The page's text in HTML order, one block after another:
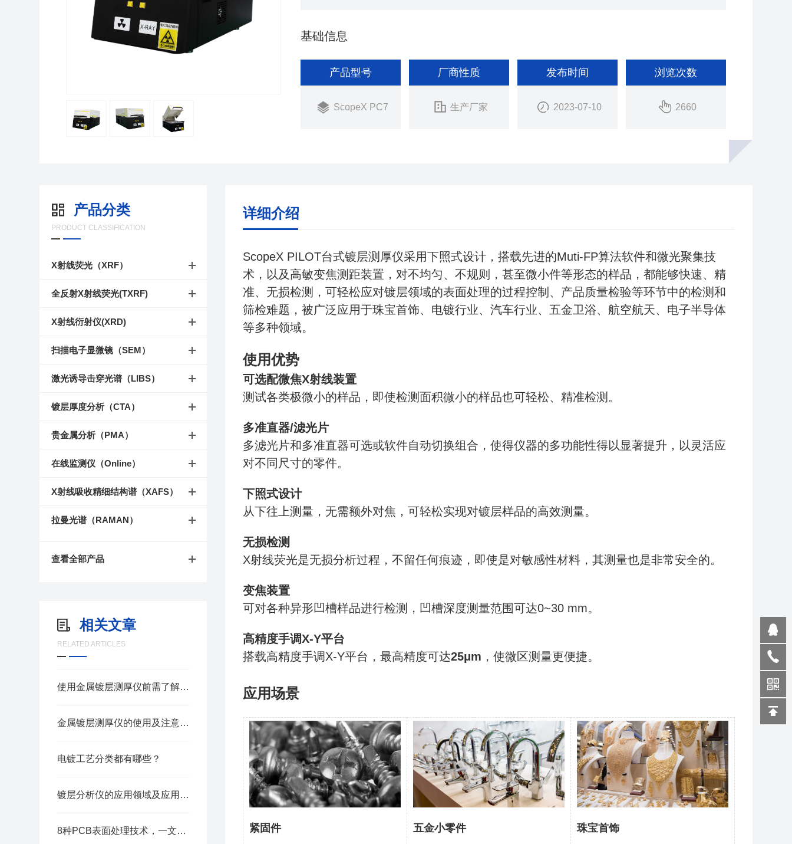
基础信息
产品型号
ScopeX PC7
厂商性质
生产厂家
发布时间
2023-07-10
浏览次数
2660
产品分类
PRODUCT CLASSIFICATION
X射线荧光（XRF）
全反射X射线荧光(TXRF)
X射线衍射仪(XRD)
扫描电子显微镜（SEM）
激光诱导击穿光谱（LIBS）
镀层厚度分析（CTA）
贵金属分析（PMA）
在线监测仪（Online）
X射线吸收精细结构谱（XAFS）
拉曼光谱（RAMAN）
查看全部产品
相关文章
RELATED ARTICLES
使用金属镀层测厚仪前需了解这些
金属镀层测厚仪的使用及注意事项，别再犯这些小错误
电镀工艺分类都有哪些？
镀层分析仪的应用领域及应用介绍
8种PCB表面处理技术，一文带你了解清楚！
详细介绍
ScopeX PILOT台式镀层测厚仪采用下照式设计，搭载先进的Muti-FP算法软件和微光聚集技
术，以及高敏变焦测距装置，对不均匀、不规则，甚至微小件等形态的样品，都能够快速、精
准、无损检测，可轻松应对镀层领域的表面处理的过程控制、产品质量检验等环节中的检测和
筛检难题，被广泛应用于珠宝首饰、电镀行业、汽车行业、五金卫浴、航空航天、电子半导体
等多种领域。
使用优势
可选配微焦X射线装置
测试各类极微小的样品，即使检测面积微小的样品也可轻松、精准检测。
多准直器/滤光片
多滤光片和多准直器可选或软件自动切换组合，使得仪器的多功能性得以显著提升，以灵活应
对不同尺寸的零件。
下照式设计
从下往上测量，无需额外对焦，可轻松实现对镀层样品的高效测量。
无损检测
X射线荧光是无损分析过程，不留任何痕迹，即使是对敏感性材料，其测量也是非常安全的。
变焦装置
可对各种异形凹槽样品进行检测，凹槽深度测量范围可达0~30 mm。
高精度手调X-Y平台
搭载高精度手调X-Y平台，最高精度可达25μm ，使微区测量更便捷。
应用场景
紧固件 五金小零件 珠宝首饰